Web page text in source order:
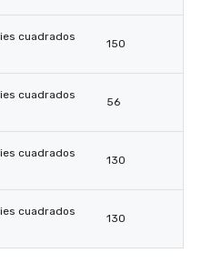
cuadrados
150
cuadrados
56
cuadrados
130
cuadrados
130